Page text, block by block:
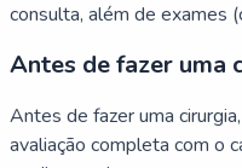
consulta, além de exames
Antes de fazer uma
Antes de fazer uma
avaliação completa com o